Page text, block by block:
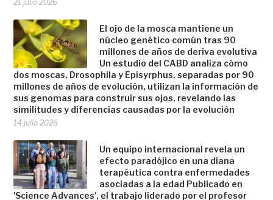
21 julio 2026
El ojo de la mosca mantiene un
núcleo genético común tras 90
millones de años de deriva evolutiva
Un estudio del CABD analiza cómo
dos moscas, Drosophila y Episyrphus, separadas por 90
millones de años de evolución, utilizan la información de
sus genomas para construir sus ojos, revelando las
similitudes y diferencias causadas por la evolución
14 julio 2026
Un equipo internacional revela un
efecto paradójico en una diana
terapéutica contra enfermedades
asociadas a la edad Publicado en
'Science Advances', el trabajo liderado por el profesor